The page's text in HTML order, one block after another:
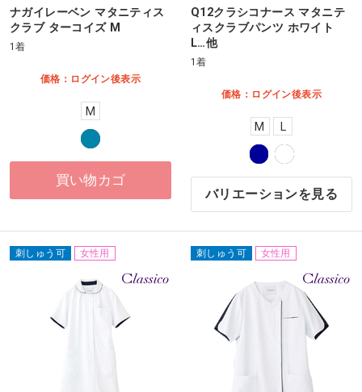
ナガイレーベン マタニティス
クラブ ターコイズ M
1着
価格：ログイン後表示
M
買い物カゴ
Q12クラシコナース マタニテ
ィスクラブパンツ ホワイト
L…他
1着
価格：ログイン後表示
M
バリエーションを見る
刺しゅう可 女性用 刺しゅう可 女性用